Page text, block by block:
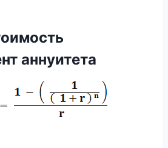
аннуитета